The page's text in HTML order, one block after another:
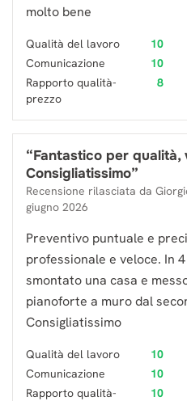
molto bene
Qualità del lavoro
10
Comunicazione
10
Rapporto qualità-
prezzo
8
“Fantastico per qualità,
Consigliatissimo”
Recensione rilasciata da
giugno 2026
Preventivo puntuale e
professionale e veloce. In
smontato una casa e
pianoforte a muro dal
Consigliatissimo
Qualità del lavoro
10
Comunicazione
10
Rapporto qualità-
10